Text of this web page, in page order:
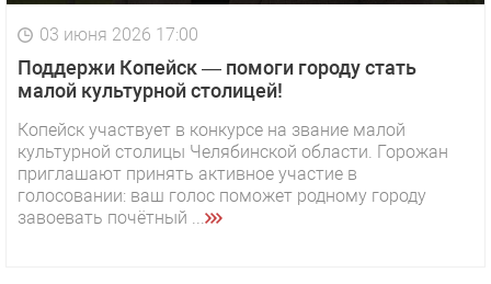
03 июня 2026 17:00
Поддержи Копейск — помоги городу стать
малой культурной столицей!
Копейск участвует в конкурсе на звание малой
культурной столицы Челябинской области. Горожан
приглашают принять активное участие в
голосовании: ваш голос поможет родному городу
завоевать почётный ...